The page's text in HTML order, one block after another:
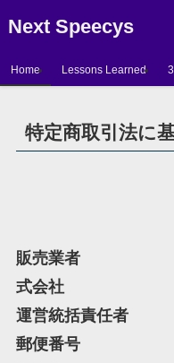
Next Speecys
Home Lessons Learned
特定商取引法に
販売業者
式会社
運営統括責
郵便番号